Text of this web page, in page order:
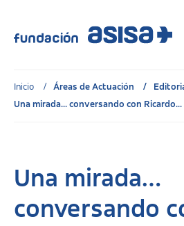
Inicio Áreas de Actuación
Una mirada... conversando con Ricardo...
Una mirada…
conversando